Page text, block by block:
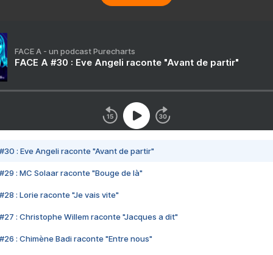
FACE A - un podcast Purecharts
FACE A #30 : Eve Angeli raconte "Avant de partir"
#30 : Eve Angeli raconte "Avant de partir"
#29 : MC Solaar raconte "Bouge de là"
#28 : Lorie raconte "Je vais vite"
#27 : Christophe Willem raconte "Jacques a dit"
#26 : Chimène Badi raconte "Entre nous"